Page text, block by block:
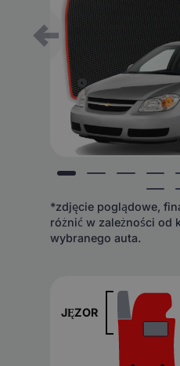
*zdjęcie poglądowe,
różnić w zależności od
wybranego auta.
JĘZOR